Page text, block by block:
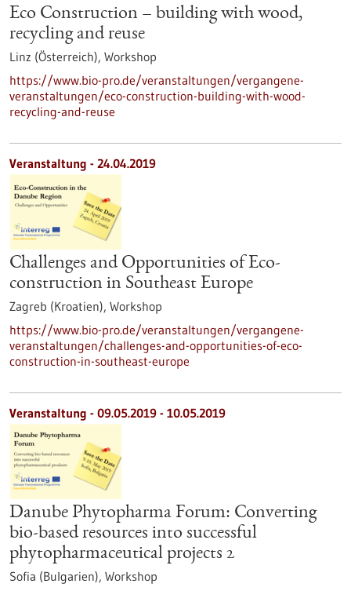
Eco Construction – building with wood,
recycling and reuse
Linz (Österreich), Workshop
https://www.bio-pro.de/veranstaltungen/vergangene-
veranstaltungen/eco-construction-building-with-wood-
recycling-and-reuse
Veranstaltung - 24.04.2019
Challenges and Opportunities of Eco-
construction in Southeast Europe
Zagreb (Kroatien), Workshop
https://www.bio-pro.de/veranstaltungen/vergangene-
veranstaltungen/challenges-and-opportunities-of-eco-
construction-in-southeast-europe
Veranstaltung - 09.05.2019 - 10.05.2019
Danube Phytopharma Forum: Converting
bio-based resources into successful
phytopharmaceutical projects 2
Sofia (Bulgarien), Workshop